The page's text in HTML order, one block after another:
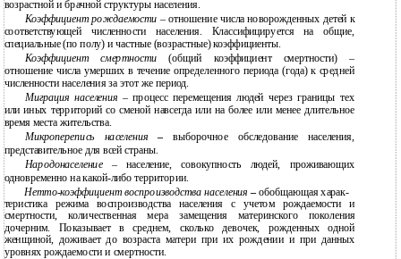
возрастной и брачной структуры населения.
Коэффициент рождаемости – отношение числа новорожденных детей к
соответствующей численности населения. Классифицируется на общие,
специальные (по полу) и частные (возрастные) коэффициенты.
Коэффициент смертности(общий коэффициент смертности) –
отношение числа умерших в течение определенного периода (года) к средней
численности населения за этот же период.
Миграция населения – процесс перемещения людей через границы тех
или иных территорий со сменой навсегда или на более или менее длительное
время места жительства.
Микроперепись населения–выборочное обследование населения,
представительное для всей страны.
Народонаселение – население, совокупность людей, проживающих
одновременно на какой-либо территории.
Нетто-коэффициент воспроизводства населения – обобщающая харак-
теристика режима воспроизводства населения с учетом рождаемости и
смертности, количественная мера замещения материнского поколения
дочерним. Показывает в среднем, сколько девочек, рожденных одной
женщиной, доживает до возраста матери при их рождении и при данных
уровнях рождаемости и смертности.